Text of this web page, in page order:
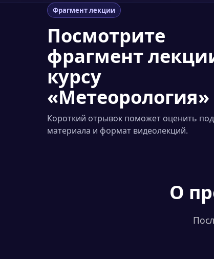
Фрагмент лекции
Посмотрите
фрагмент
курсу
«Метеорология»
Короткий отрывок поможет оценить
материала и формат видеолекций.
О